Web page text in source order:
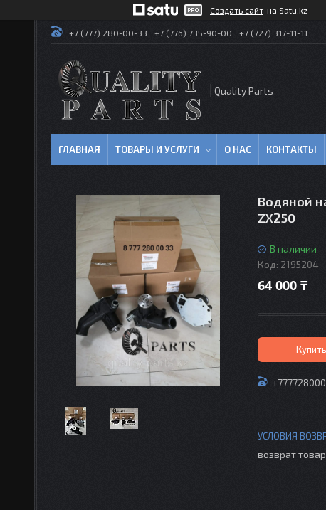
Создать сайт на Satu.kz
+7 (777) 280-00-33 +7 (776) 735-90-00 +7 (727) 317-11-11
Quality Parts
ГЛАВНАЯ ТОВАРЫ И УСЛУГИ О НАС КОНТАКТЫ
Водяной
ZX250
В наличии
Код: 2195204
64 000 ₸
Купить
возврат